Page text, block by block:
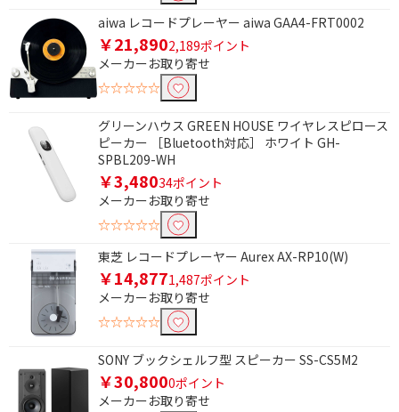
aiwa レコードプレーヤー aiwa GAA4-FRT0002
￥21,8902,189ポイント
メーカーお取り寄せ
☆☆☆☆☆
グリーンハウス GREEN HOUSE ワイヤレスピロース
ピーカー ［Bluetooth対応］ ホワイト GH-
SPBL209-WH
￥3,48034ポイント
メーカーお取り寄せ
☆☆☆☆☆
東芝 レコードプレーヤー Aurex AX-RP10(W)
￥14,8771,487ポイント
メーカーお取り寄せ
☆☆☆☆☆
SONY ブックシェルフ型 スピーカー SS-CS5M2
￥30,8000ポイント
メーカーお取り寄せ
条件で絞り込む
フリーワードで絞り込む
除外する
除外する にチェックを入れると、指定したワード
を除外して検索します。
価格で絞り込む
円~
円